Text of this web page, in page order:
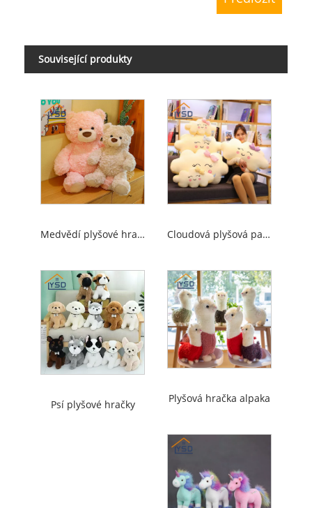
Související produkty
Medvědí plyšové hračky Cloudová plyšová panenka
Psí plyšové hračky Plyšová hračka alpaka